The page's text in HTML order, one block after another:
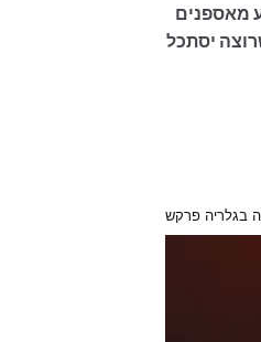
מאספנים
יסתכל
בגלריה פרקש